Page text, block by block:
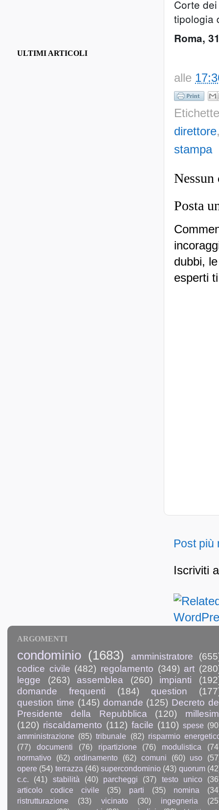
Corte
tipologia
Roma,
alle
direttore
stampa
Nessun
Posta
dubbi,
esperti
Post più
Iscriviti
ULTIMI ARTICOLI
ARGOMENTI
condominio (1683) amministratore
codice civile (482) regolamento (349) art
legge
(263) assemblea (260) impianti
domande frequenti
(184) question
question time (145) domande (125) Decreto
Presidente della Repubblica
(120)
(120) riscaldamento (112) facile (110) spese
amministrazione (85) tribunale (82) risparmio
(77)
documenti (76) ripartizione (76) modulistica
normativo
(62) ordinamento (62) comuni (60) uso
opere (54) terrazza (46) supercondominio (43) quorum
c.c.
(41) stabilità (40) parcheggi (37) testo unico
articolo codice civile
(35) parti (35) nomina
ristrutturazione
(33) vicinato (30) ingegneria